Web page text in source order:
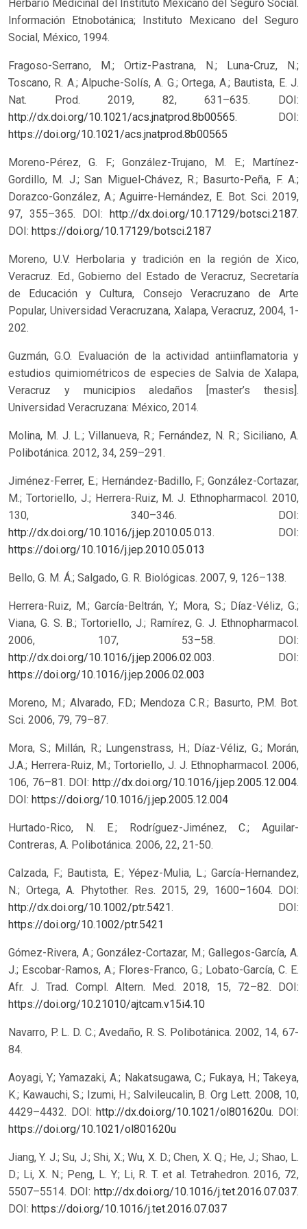
Herbario Medicinal del Instituto Mexicano del Seguro Social.
Información Etnobotánica; Instituto Mexicano del Seguro
Social, México, 1994.
Fragoso-Serrano, M.; Ortiz-Pastrana, N.; Luna-Cruz, N.;
Toscano, R. A.; Alpuche-Solís, A. G.; Ortega, A.; Bautista, E. J.
Nat. Prod. 2019, 82, 631–635. DOI:
http://dx.doi.org/10.1021/acs.jnatprod.8b00565. DOI:
https://doi.org/10.1021/acs.jnatprod.8b00565
Moreno-Pérez, G. F.; González-Trujano, M. E.; Martínez-
Gordillo, M. J.; San Miguel-Chávez, R.; Basurto-Peña, F. A.;
Dorazco-González, A.; Aguirre-Hernández, E. Bot. Sci. 2019,
97, 355–365. DOI: http://dx.doi.org/10.17129/botsci.2187.
DOI: https://doi.org/10.17129/botsci.2187
Moreno, U.V. Herbolaria y tradición en la región de Xico,
Veracruz. Ed., Gobierno del Estado de Veracruz, Secretaría
de Educación y Cultura, Consejo Veracruzano de Arte
Popular, Universidad Veracruzana, Xalapa, Veracruz, 2004, 1-
202.
Guzmán, G.O. Evaluación de la actividad antiinflamatoria y
estudios quimiométricos de especies de Salvia de Xalapa,
Veracruz y municipios aledaños [master’s thesis].
Universidad Veracruzana: México, 2014.
Molina, M. J. L.; Villanueva, R.; Fernández, N. R.; Siciliano, A.
Polibotánica. 2012, 34, 259–291.
Jiménez-Ferrer, E.; Hernández-Badillo, F.; González-Cortazar,
M.; Tortoriello, J.; Herrera-Ruiz, M. J. Ethnopharmacol. 2010,
130, 340–346. DOI:
http://dx.doi.org/10.1016/j.jep.2010.05.013. DOI:
https://doi.org/10.1016/j.jep.2010.05.013
Bello, G. M. Á.; Salgado, G. R. Biológicas. 2007, 9, 126–138.
Herrera-Ruiz, M.; García-Beltrán, Y.; Mora, S.; Díaz-Véliz, G.;
Viana, G. S. B.; Tortoriello, J.; Ramírez, G. J. Ethnopharmacol.
2006, 107, 53–58. DOI:
http://dx.doi.org/10.1016/j.jep.2006.02.003. DOI:
https://doi.org/10.1016/j.jep.2006.02.003
Moreno, M.; Alvarado, F.D.; Mendoza C.R.; Basurto, P.M. Bot.
Sci. 2006, 79, 79–87.
Mora, S.; Millán, R.; Lungenstrass, H.; Díaz-Véliz, G.; Morán,
J.A.; Herrera-Ruiz, M.; Tortoriello, J. J. Ethnopharmacol. 2006,
106, 76–81. DOI: http://dx.doi.org/10.1016/j.jep.2005.12.004.
DOI: https://doi.org/10.1016/j.jep.2005.12.004
Hurtado-Rico, N. E.; Rodríguez-Jiménez, C.; Aguilar-
Contreras, A. Polibotánica. 2006, 22, 21-50.
Calzada, F.; Bautista, E.; Yépez-Mulia, L.; García-Hernandez,
N.; Ortega, A. Phytother. Res. 2015, 29, 1600–1604. DOI:
http://dx.doi.org/10.1002/ptr.5421. DOI:
https://doi.org/10.1002/ptr.5421
Gómez-Rivera, A.; González-Cortazar, M.; Gallegos-García, A.
J.; Escobar-Ramos, A.; Flores-Franco, G.; Lobato-García, C. E.
Afr. J. Trad. Compl. Altern. Med. 2018, 15, 72–82. DOI:
https://doi.org/10.21010/ajtcam.v15i4.10
Navarro, P. L. D. C.; Avedaño, R. S. Polibotánica. 2002, 14, 67-
84.
Aoyagi, Y.; Yamazaki, A.; Nakatsugawa, C.; Fukaya, H.; Takeya,
K.; Kawauchi, S.; Izumi, H.; Salvileucalin, B. Org Lett. 2008, 10,
4429–4432. DOI:http://dx.doi.org/10.1021/ol801620u. DOI:
https://doi.org/10.1021/ol801620u
Jiang, Y. J.; Su, J.; Shi, X.; Wu, X. D.; Chen, X. Q.; He, J.; Shao, L.
D.; Li, X. N.; Peng, L. Y.; Li, R. T. et al. Tetrahedron. 2016, 72,
5507–5514. DOI: http://dx.doi.org/10.1016/j.tet.2016.07.037.
DOI: https://doi.org/10.1016/j.tet.2016.07.037